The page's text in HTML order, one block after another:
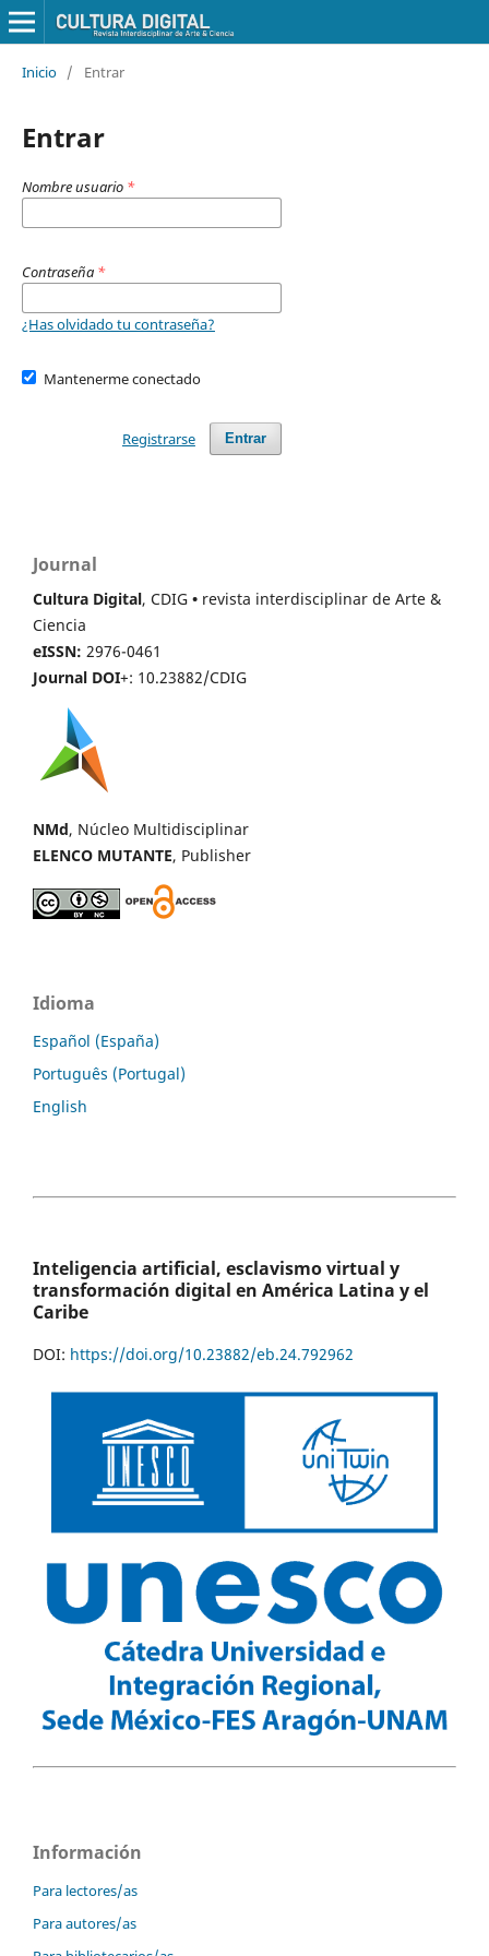
Inicio / Entrar
Entrar
Nombre usuario *
Contraseña *
¿Has olvidado tu contraseña?
Mantenerme conectado
Entrar
Registrarse
Journal
Cultura Digital, CDIG • revista interdisciplinar de Arte &
Ciencia
eISSN: 2976-0461
Journal DOI+: 10.23882/CDIG
NMd, Núcleo Multidisciplinar
ELENCO MUTANTE, Publisher
Idioma
Español (España)
Português (Portugal)
English
Inteligencia artificial, esclavismo virtual y
transformación digital en América Latina y el
Caribe
DOI: https://doi.org/10.23882/eb.24.792962
Información
Para lectores/as
Para autores/as